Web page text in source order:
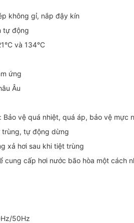
không gỉ, nắp đậy kín
tự động
và 134°C
ứng
Âu
vệ quá nhiệt, quá áp, bảo vệ mực
trùng, tự động dừng
xả hơi sau khi tiệt trùng
cung cấp hơi nước bão hòa một cách
50Hz